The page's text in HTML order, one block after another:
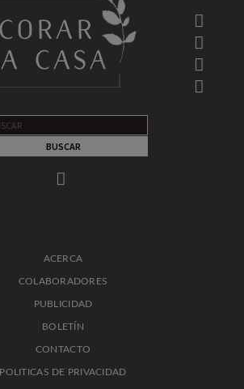
ACERCA
COLABORADORES
PUBLICIDAD
BOLETÍN
CONTACTO
POLITICAS DE PRIVACIDAD